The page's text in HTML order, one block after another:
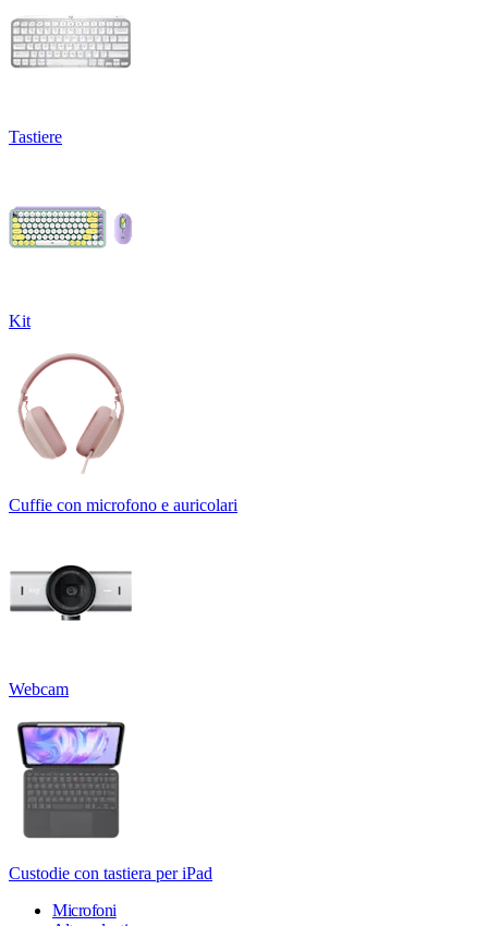
Tastiere
Kit
Cuffie con microfono e auricolari
Webcam
Custodie con tastiera per iPad
Microfoni